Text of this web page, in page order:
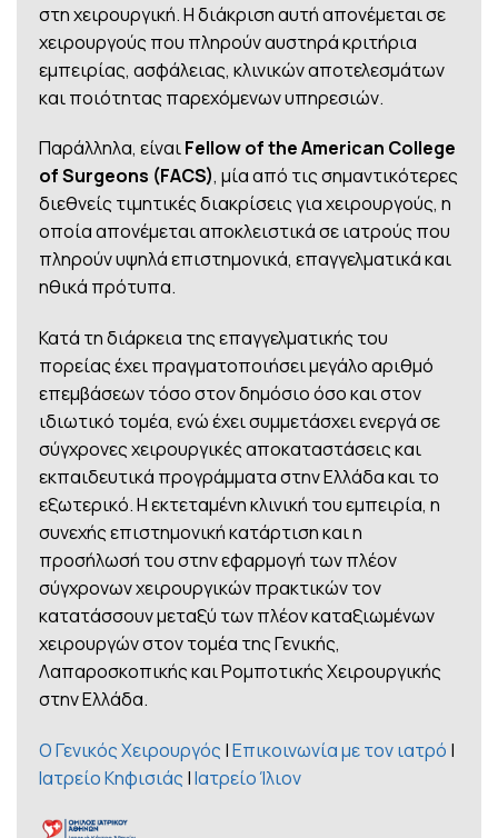
στη χειρουργική. Η διάκριση αυτή απονέμεται σε
χειρουργούς που πληρούν αυστηρά κριτήρια
εμπειρίας, ασφάλειας, κλινικών αποτελεσμάτων
και ποιότητας παρεχόμενων υπηρεσιών.
Παράλληλα, είναιFellow of the American College
of Surgeons (FACS), μία από τις σημαντικότερες
διεθνείς τιμητικές διακρίσεις για χειρουργούς, η
οποία απονέμεται αποκλειστικά σε ιατρούς που
πληρούν υψηλά επιστημονικά, επαγγελματικά και
ηθικά πρότυπα.
Κατά τη διάρκεια της επαγγελματικής του
πορείας έχει πραγματοποιήσει μεγάλο αριθμό
επεμβάσεων τόσο στον δημόσιο όσο και στον
ιδιωτικό τομέα, ενώ έχει συμμετάσχει ενεργά σε
σύγχρονες χειρουργικές αποκαταστάσεις και
εκπαιδευτικά προγράμματα στην Ελλάδα και το
εξωτερικό. Η εκτεταμένη κλινική του εμπειρία, η
συνεχής επιστημονική κατάρτιση και η
προσήλωσή του στην εφαρμογή των πλέον
σύγχρονων χειρουργικών πρακτικών τον
κατατάσσουν μεταξύ των πλέον καταξιωμένων
χειρουργών στον τομέα της Γενικής,
Λαπαροσκοπικής και Ρομποτικής Χειρουργικής
στην Ελλάδα.
Ο Γενικός Χειρουργός |Επικοινωνία με τον ιατρό |
Ιατρείο Κηφισιάς |Ιατρείο Ίλιον